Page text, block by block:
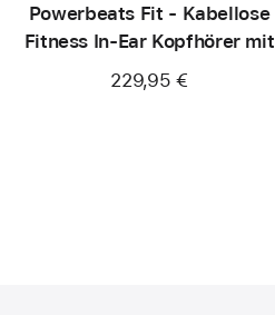
Powerbeats Fit - Kabellose
Fitness In-Ear Kopfhörer mit
sicherem Sitz - Knallorange
229,95 €